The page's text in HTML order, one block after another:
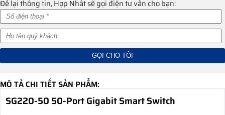
Để lại thông tin, Hợp Nhất sẽ gọi điện tư vấn cho bạn:
MÔ TẢ CHI TIẾT SẢN PHẨM:
SG220-50 50-Port Gigabit Smart Switch